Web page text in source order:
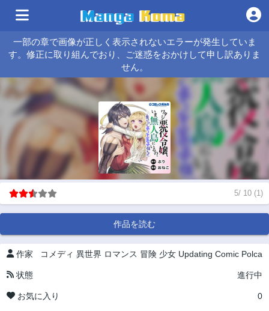
一部の章で画像が正しく表示されないエラーが発生していま
す。修正に取り組んでおり、ご迷惑をおかけして申し訳ありま
せん。
5/ 10 (1)
作品を読む
作家 コメディ 異世界 ロマンス 冒険 少女 Updating Comic Polca
状態 進行中
お気に入り 0